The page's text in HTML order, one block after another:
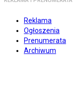
Reklama
Ogłoszenia
Prenumerata
Archiwum